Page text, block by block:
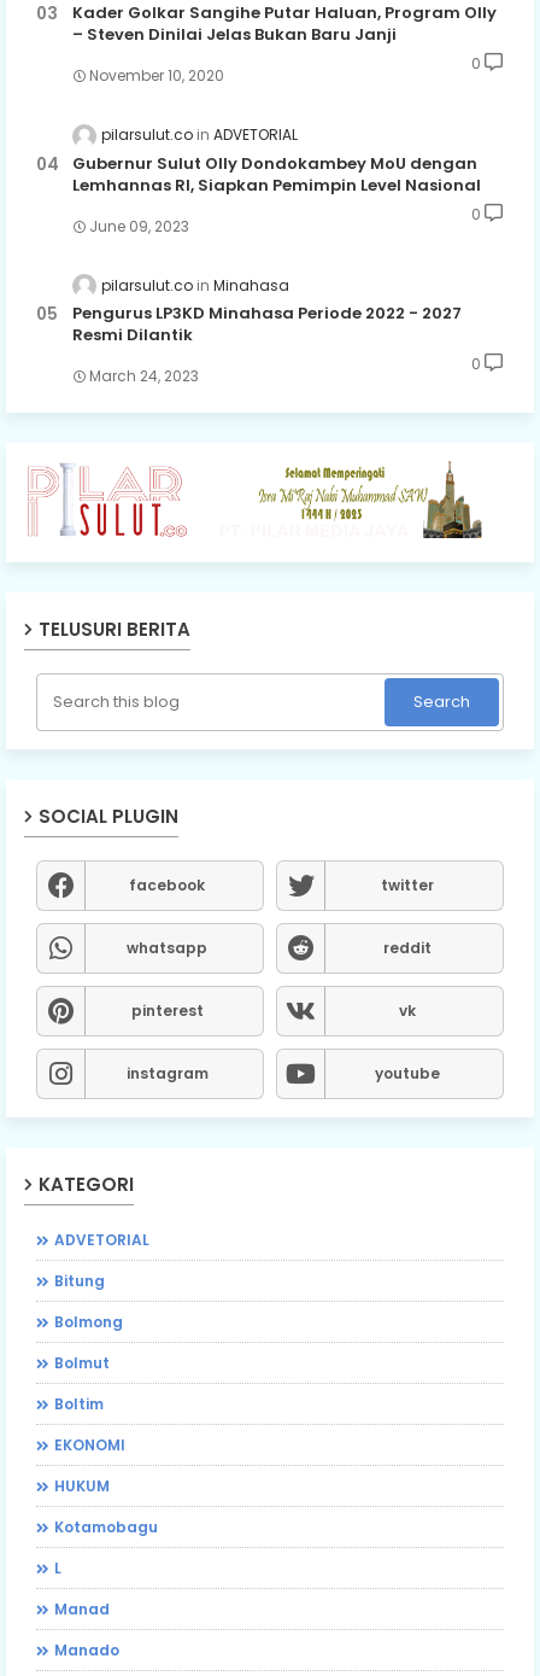
Kader Golkar Sangihe Putar Haluan, Program Olly
– Steven Dinilai Jelas Bukan Baru Janji
November 10, 2020
0
pilarsulut.co ADVETORIAL
Gubernur Sulut Olly Dondokambey MoU dengan
Lemhannas RI, Siapkan Pemimpin Level Nasional
June 09, 2023
0
pilarsulut.co Minahasa
Pengurus LP3KD Minahasa Periode 2022 - 2027
Resmi Dilantik
March 24, 2023
0
TELUSURI BERITA
SOCIAL PLUGIN
facebook twitter
whatsapp reddit
pinterest vk
instagram youtube
KATEGORI
ADVETORIAL
Bitung
Bolmong
Bolmut
Boltim
EKONOMI
HUKUM
Kotamobagu
L
Manad
Manado